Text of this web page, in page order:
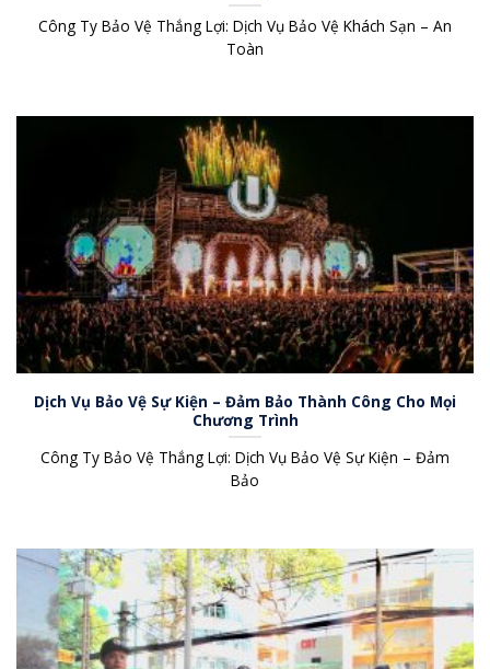
Công Ty Bảo Vệ Thắng Lợi: Dịch Vụ Bảo Vệ Khách Sạn – An
Toàn
Dịch Vụ Bảo Vệ Sự Kiện – Đảm Bảo Thành Công Cho Mọi
Chương Trình
Công Ty Bảo Vệ Thắng Lợi: Dịch Vụ Bảo Vệ Sự Kiện – Đảm
Bảo